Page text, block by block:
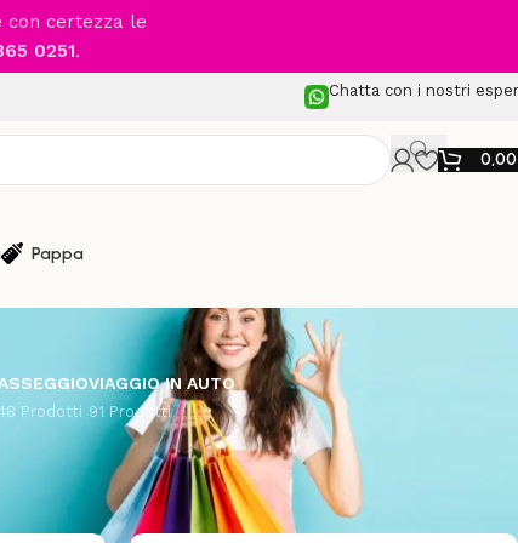
con certezza le
0251.
Chatta con i nostri
Pappa
Prodotti
VIAGGIO IN AUTO
91 Prodotti
24 48 96